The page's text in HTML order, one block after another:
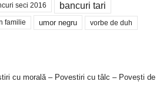
seci 2016 bancuri tari
familie umor negru vorbe de duh
cu morală – Povestiri cu tâlc – Povești de